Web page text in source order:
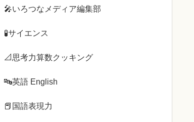
🎤いろつなメディア編集部
🧪サイエンス
📐思考力算数クッキング
🔤英語 English
📕国語表現力